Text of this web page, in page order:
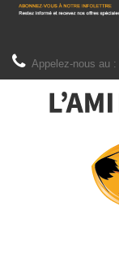
Appelez-nous au :